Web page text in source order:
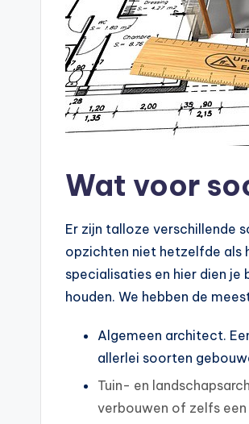
Wat voor
Er zijn talloze verschillende
opzichten niet hetzelfde als
specialisaties en hier dien je
houden. We hebben de
Algemeen architect.
allerlei soorten
Tuin- en
verbouwen of zelfs